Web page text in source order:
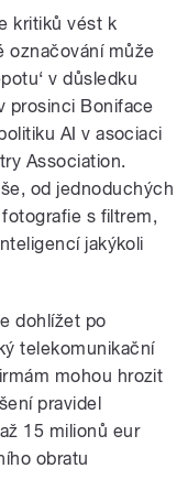
kritiků vést k
označování může
v důsledku
prosinci Boniface
AI v asociaci
Association.
od jednoduchých
s filtrem,
jakýkoli
dohlížet po
telekomunikační
mohou hrozit
pravidel
15 milionů eur
obratu